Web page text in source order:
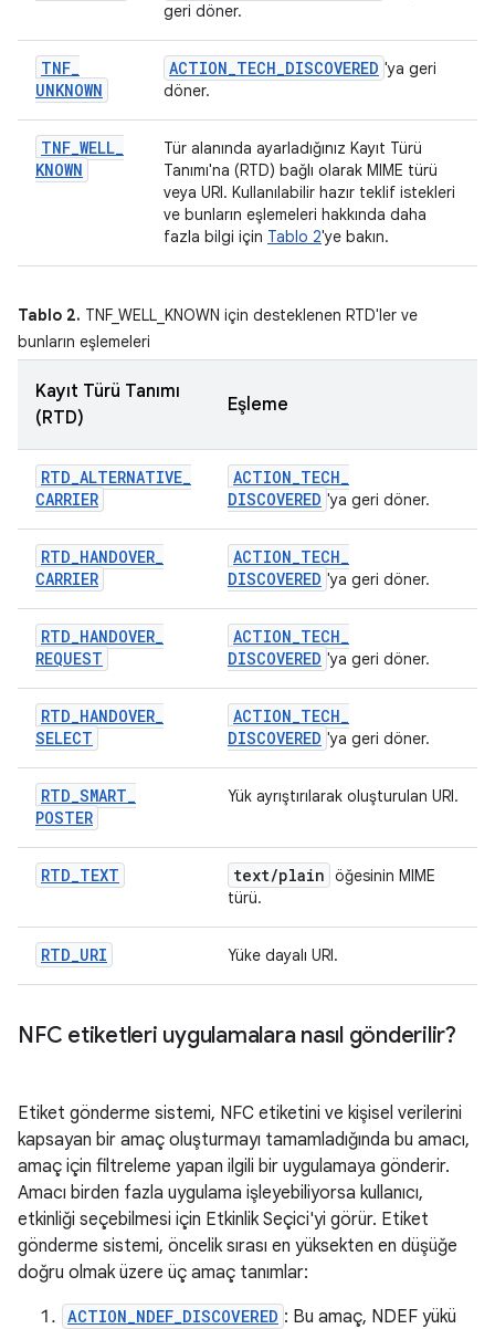
geri döner.
TNF_
UNKNOWN
ACTION_TECH_DISCOVERED 'ya geri
döner.
TNF_WELL_
KNOWN
Tür alanında ayarladığınız Kayıt Türü
Tanımı'na (RTD) bağlı olarak MIME türü
veya URI. Kullanılabilir hazır teklif istekleri
ve bunların eşlemeleri hakkında daha
fazla bilgi için Tablo 2'ye bakın.
Tablo 2. TNF_WELL_KNOWN için desteklenen RTD'ler ve
bunların eşlemeleri
Kayıt Türü Tanımı
(RTD)
Eşleme
RTD_ALTERNATIVE_
CARRIER
ACTION_TECH_
DISCOVERED 'ya geri döner.
RTD_HANDOVER_
CARRIER
ACTION_TECH_
DISCOVERED 'ya geri döner.
RTD_HANDOVER_
REQUEST
ACTION_TECH_
DISCOVERED 'ya geri döner.
RTD_HANDOVER_
SELECT
ACTION_TECH_
DISCOVERED 'ya geri döner.
RTD_SMART_
POSTER
Yük ayrıştırılarak oluşturulan URI.
RTD_TEXT text/plain öğesinin MIME
türü.
RTD_URI Yüke dayalı URI.
NFC etiketleri uygulamalara nasıl gönderilir?
Etiket gönderme sistemi, NFC etiketini ve kişisel verilerini
kapsayan bir amaç oluşturmayı tamamladığında bu amacı,
amaç için filtreleme yapan ilgili bir uygulamaya gönderir.
Amacı birden fazla uygulama işleyebiliyorsa kullanıcı,
etkinliği seçebilmesi için Etkinlik Seçici'yi görür. Etiket
gönderme sistemi, öncelik sırası en yüksekten en düşüğe
doğru olmak üzere üç amaç tanımlar:
ACTION_NDEF_DISCOVERED : Bu amaç, NDEF yükü